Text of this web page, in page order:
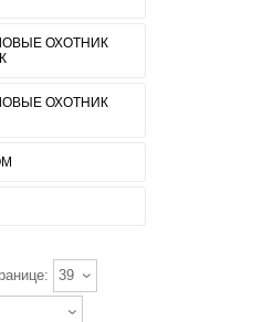
ОХОТНИК
ОХОТНИК
39